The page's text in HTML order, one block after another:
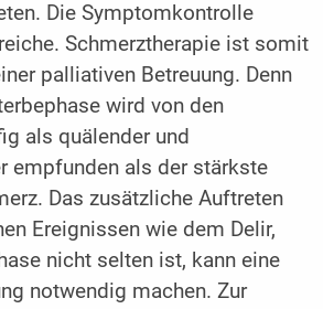
Die Symptomkontrolle
Schmerztherapie ist somit
palliativen Betreuung. Denn
wird von den
als quälender und
empfunden als der stärkste
Das zusätzliche Auftreten
Ereignissen wie dem Delir,
nicht selten ist, kann eine
notwendig machen. Zur